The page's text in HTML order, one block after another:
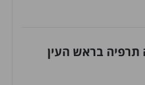
תרפיה בראש העין